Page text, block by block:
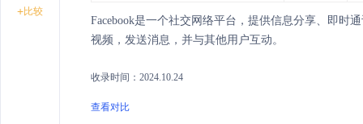
+比较
Facebook是一个社交网络平台，提供信息分享、即时
视频，发送消息，并与其他用户互动。
收录时间：2024.10.24
查看对比